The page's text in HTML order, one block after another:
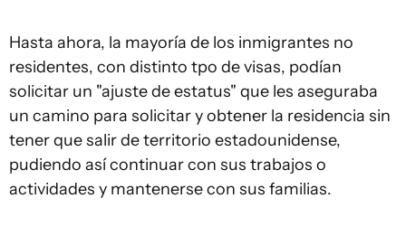
Hasta ahora, la mayoría de los inmigrantes no
residentes, con distinto tpo de visas, podían
solicitar un "ajuste de estatus" que les aseguraba
un camino para solicitar y obtener la residencia sin
tener que salir de territorio estadounidense,
pudiendo así continuar con sus trabajos o
actividades y mantenerse con sus familias.